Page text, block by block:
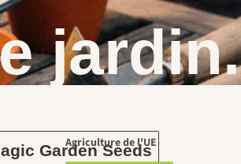
jardin.
Garden Seeds
Agriculture de l'UE